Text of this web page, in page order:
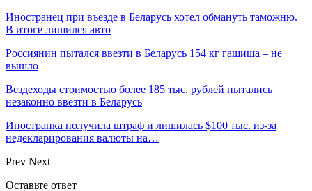
Иностранец при въезде в Беларусь хотел обмануть таможню.
В итоге лишился авто
Россиянин пытался ввезти в Беларусь 154 кг гашиша – не
вышло
Вездеходы стоимостью более 185 тыс. рублей пытались
незаконно ввезти в Беларусь
Иностранка получила штраф и лишилась $100 тыс. из-за
недекларирования валюты на…
Prev Next
Оставьте ответ